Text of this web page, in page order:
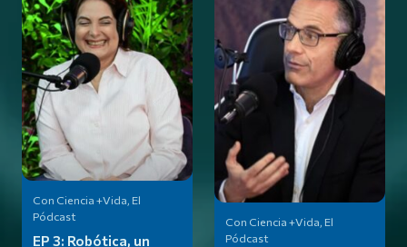
Con Ciencia +Vida, El
Pódcast
EP 3: Robótica, un
Con Ciencia +Vida, El
Pódcast